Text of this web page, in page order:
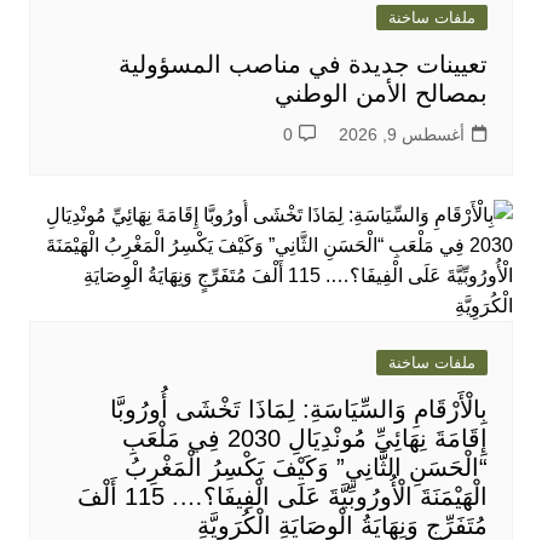
ملفات ساخنة
تعيينات جديدة في مناصب المسؤولية
بمصالح الأمن الوطني
أغسطس 9, 2026 0
ملفات ساخنة
بِالْأَرْقَامِ وَالسِّيَاسَةِ: لِمَاذَا تَخْشَى أُورُوبَّا
إِقَامَةَ نِهَائِيِّ مُونْدِيَالِ 2030 فِي مَلْعَبِ
“الْحَسَنِ الثَّانِي” وَكَيْفَ يَكْسِرُ الْمَغْرِبُ
الْهَيْمَنَةَ الْأُورُوبِّيَّةَ عَلَى الْفِيفَا؟…. 115 أَلْفَ
مُتَفَرِّجٍ وَنِهَايَةُ الْوِصَايَةِ الْكُرَوِيَّةِ